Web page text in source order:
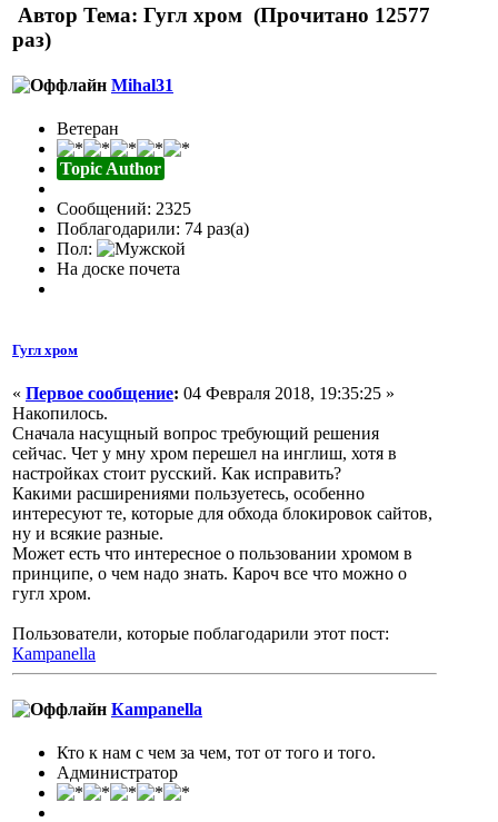
Автор Тема: Гугл хром (Прочитано 12577
раз)
Mihal31
Ветеран
Topic Author
Сообщений: 2325
Поблагодарили: 74 раз(а)
Пол:
На доске почета
Гугл хром
« Первое сообщение: 04 Февраля 2018, 19:35:25 »
Накопилось.
Сначала насущный вопрос требующий решения
сейчас. Чет у мну хром перешел на инглиш, хотя в
настройках стоит русский. Как исправить?
Какими расширениями пользуетесь, особенно
интересуют те, которые для обхода блокировок сайтов,
ну и всякие разные.
Может есть что интересное о пользовании хромом в
принципе, о чем надо знать. Кароч все что можно о
гугл хром.
Пользователи, которые поблагодарили этот пост:
Кampanella
Кampanella
Кто к нам с чем за чем, тот от того и того.
Администратор